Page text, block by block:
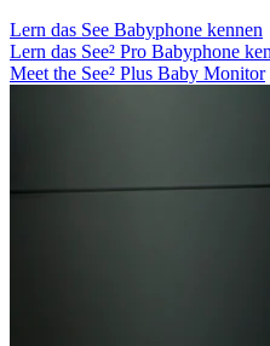
Lern das See Babyphone kennen
Lern das See² Pro Babyphone
Meet the See² Plus Baby Monitor